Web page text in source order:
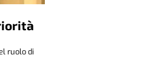
ruolo di